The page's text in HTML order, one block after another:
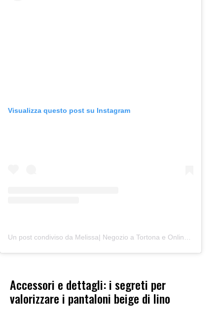
Visualizza questo post su Instagram
Accessori e dettagli: i segreti per
valorizzare i pantaloni beige di lino